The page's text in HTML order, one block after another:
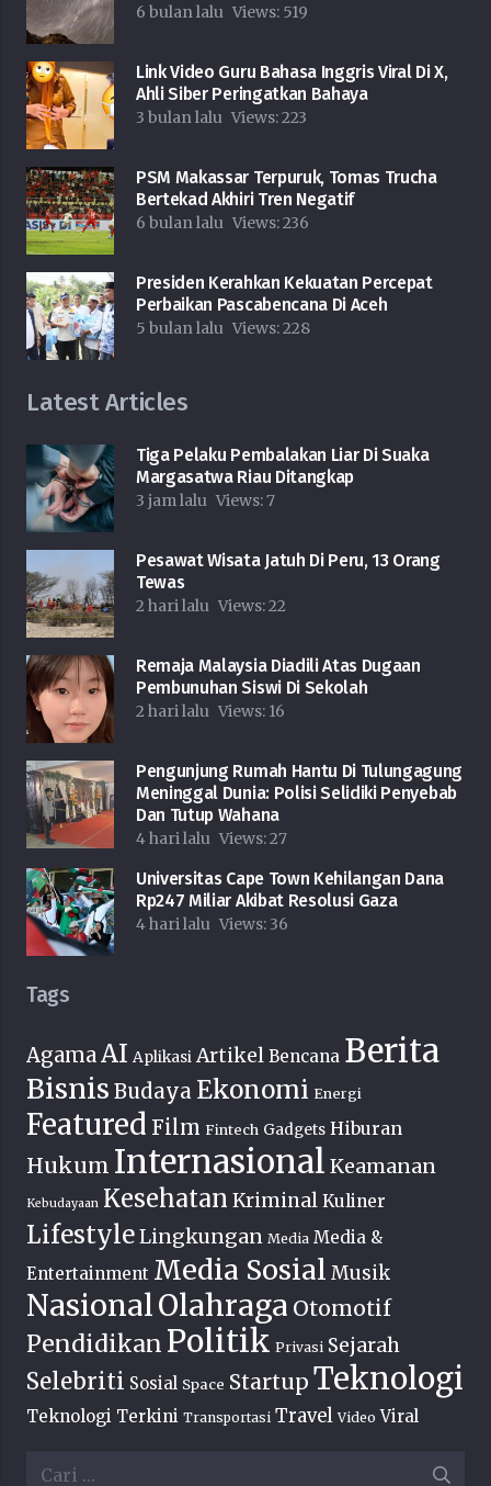
6 bulan lalu Views: 519
Link Video Guru Bahasa Inggris Viral Di X,
Ahli Siber Peringatkan Bahaya
3 bulan lalu Views:223
PSM Makassar Terpuruk, Tomas Trucha
Bertekad Akhiri Tren Negatif
6 bulan lalu Views:236
Presiden Kerahkan Kekuatan Percepat
Perbaikan Pascabencana Di Aceh
5 bulan lalu Views:228
Latest Articles
Tiga Pelaku Pembalakan Liar Di Suaka
Margasatwa Riau Ditangkap
3 jam lalu Views:7
Pesawat Wisata Jatuh Di Peru, 13 Orang
Tewas
2 hari lalu Views:22
Remaja Malaysia Diadili Atas Dugaan
Pembunuhan Siswi Di Sekolah
2 hari lalu Views: 16
Pengunjung Rumah Hantu Di Tulungagung
Meninggal Dunia: Polisi Selidiki Penyebab
Dan Tutup Wahana
4 hari lalu Views:27
Universitas Cape Town Kehilangan Dana
Rp247 Miliar Akibat Resolusi Gaza
4 hari lalu Views: 36
Tags
AgamaAI Aplikasi Artikel Bencana Berita
Bisnis Budaya Ekonomi Energi
Featured Film Fintech Gadgets Hiburan
Hukum Internasional Keamanan
Kebudayaan Kesehatan Kriminal Kuliner
LifestyleLingkungan Media Media &
Entertainment Media Sosial Musik
NasionalOlahraga Otomotif
Pendidikan Politik Privasi Sejarah
Selebriti Sosial Space Startup Teknologi
Teknologi Terkini Transportasi Travel Video Viral
Cari